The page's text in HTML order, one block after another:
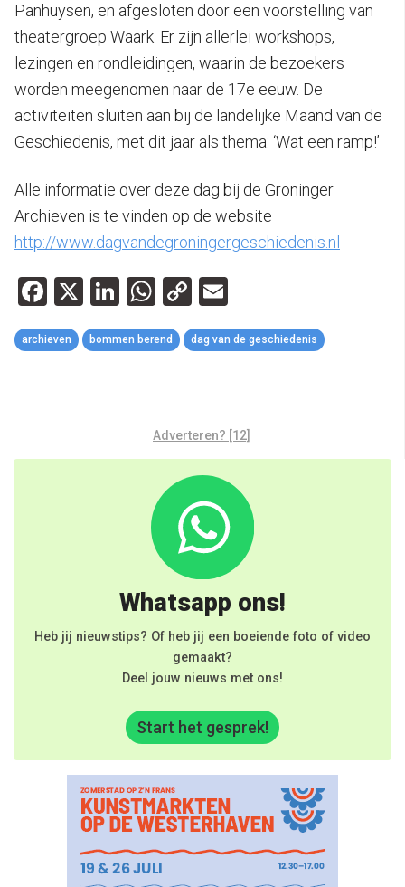
Panhuysen, en afgesloten door een voorstelling van
theatergroep Waark. Er zijn allerlei workshops,
lezingen en rondleidingen, waarin de bezoekers
worden meegenomen naar de 17e eeuw. De
activiteiten sluiten aan bij de landelijke Maand van de
Geschiedenis, met dit jaar als thema: ‘Wat een ramp!’
Alle informatie over deze dag bij de Groninger
Archieven is te vinden op de website
http://www.dagvandegroningergeschiedenis.nl
Facebook
X LinkedIn
WhatsApp
Copy
Link
archieven bommen berend dag van de geschiedenis
Adverteren? [12]
Whatsapp ons!
Heb jij nieuwstips? Of heb jij een boeiende foto of video
gemaakt?
Deel jouw nieuws met ons!
Start het gesprek!